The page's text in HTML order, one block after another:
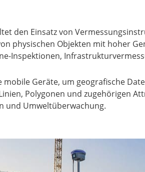
den Einsatz von
physischen Objekten mit hoher
Inspektionen,
Geräte, um geografische
Polygonen und zugehörigen
und Umweltüberwachung.